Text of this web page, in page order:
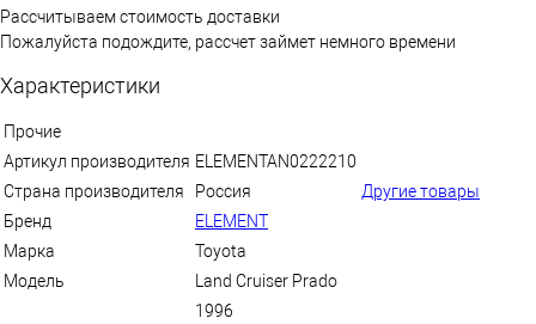
Рассчитываем стоимость доставки
Пожалуйста подождите, рассчет займет немного времени
Характеристики
Прочие
Артикул производителя ELEMENTAN0222210
Страна производителя
Россия
Другие товары
Бренд
ELEMENT
Марка
Toyota
Модель
Land Cruiser Prado
1996